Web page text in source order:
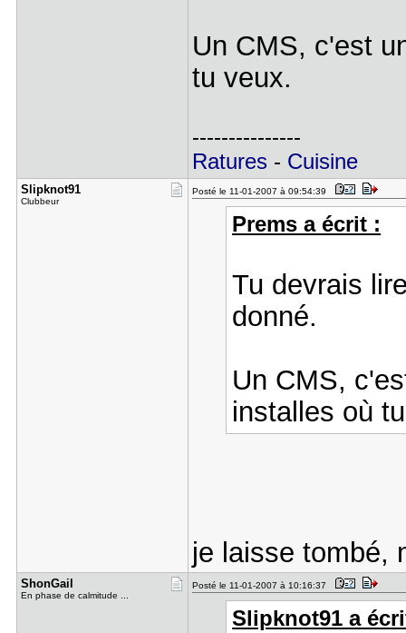
Un CMS, c'est
tu veux.
---------------
Ratures- Cuisine
Slipknot91
Clubbeur
Posté le 11-01-2007 à 09:54:39
Prems a écrit :
Tu devrais
donné.
Un CMS,
installes où
je laisse
ShonGail
En phase de calmitude ...
Posté le 11-01-2007 à 10:16:37
Slipknot91 a